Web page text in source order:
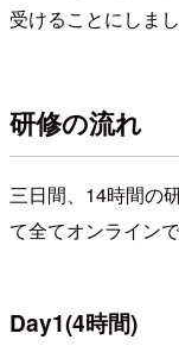
受けることにしまし
研修の流れ
三日間、14時間の
て全てオンライン
Day1(4時間)